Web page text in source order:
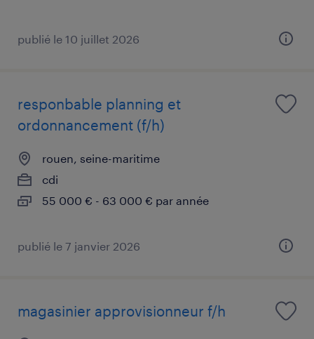
publié le 10 juillet 2026
responbable planning et
ordonnancement (f/h)
rouen, seine-maritime
cdi
55 000 € - 63 000 € par année
publié le 7 janvier 2026
magasinier approvisionneur f/h